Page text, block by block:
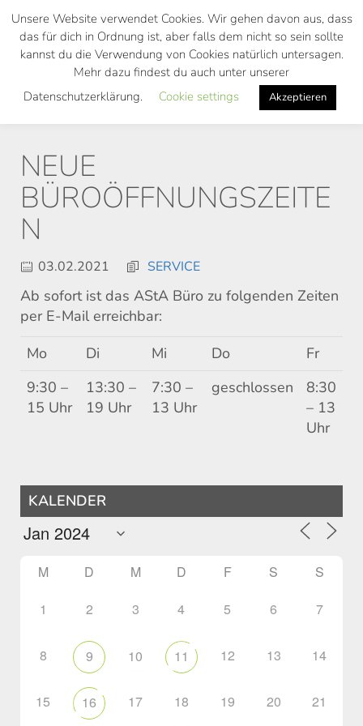
Skip
main
NEUE
BÜROÖFFNUNGSZEITE
N
03.02.2021 SERVICE
Ab sofort ist das AStA Büro zu folgenden Zeiten
per E-Mail erreichbar:
Mo
Di Mi Do
Fr
9:30 –
15 Uhr
13:30 –
19 Uhr
7:30 –
13 Uhr
geschlossen
8:30
– 13
Uhr
KALENDER
M D M D F S S
1 2 3 4 5 6 7
8 9 10 11 12 13 14
15 16 17 18 19 20 21
Unsere Website verwendet Cookies. Wir gehen davon aus, dass
das für dich in Ordnung ist, aber falls dem nicht so sein sollte
kannst du die Verwendung von Cookies natürlich untersagen.
Mehr dazu findest du auch unter unserer
Datenschutzerklärung.
Cookie settings Akzeptieren